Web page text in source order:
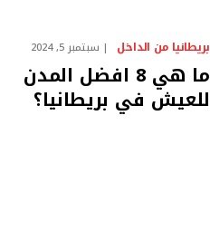
بريطانيا من الداخل سبتمبر 5, 2024
ما هي 8 افضل المدن
للعيش في بريطانيا؟